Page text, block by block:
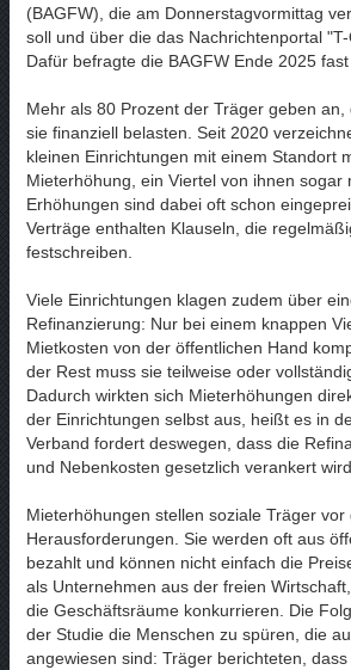
(BAGFW), die am Donnerstagvormittag
soll und über die das Nachrichtenportal
Dafür befragte die BAGFW Ende 2025
Mehr als 80 Prozent der Träger geben an,
sie finanziell belasten. Seit 2020
kleinen Einrichtungen mit einem Standort
Mieterhöhung, ein Viertel von ihnen sogar
Erhöhungen sind dabei oft schon
Verträge enthalten Klauseln, die
festschreiben.
Viele Einrichtungen klagen zudem über
Refinanzierung: Nur bei einem knappen
Mietkosten von der öffentlichen Hand
der Rest muss sie teilweise oder
Dadurch wirkten sich Mieterhöhungen
der Einrichtungen selbst aus, heißt es in
Verband fordert deswegen, dass die
und Nebenkosten gesetzlich verankert wird.
Mieterhöhungen stellen soziale Träger vor
Herausforderungen. Sie werden oft aus
bezahlt und können nicht einfach die
als Unternehmen aus der freien
die Geschäftsräume konkurrieren. Die
der Studie die Menschen zu spüren, die
angewiesen sind: Träger berichteten,